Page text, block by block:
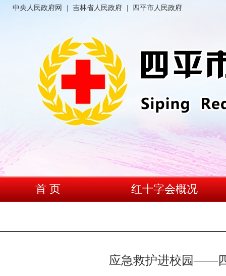
中央人民政府网 吉林省人民政府 四平市人民政府
首 页 红十字会概况
应急救护进校园——